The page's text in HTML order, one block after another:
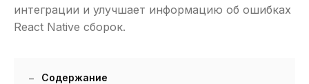
интеграции и улучшает информацию об ошибках
React Native сборок.
Содержание